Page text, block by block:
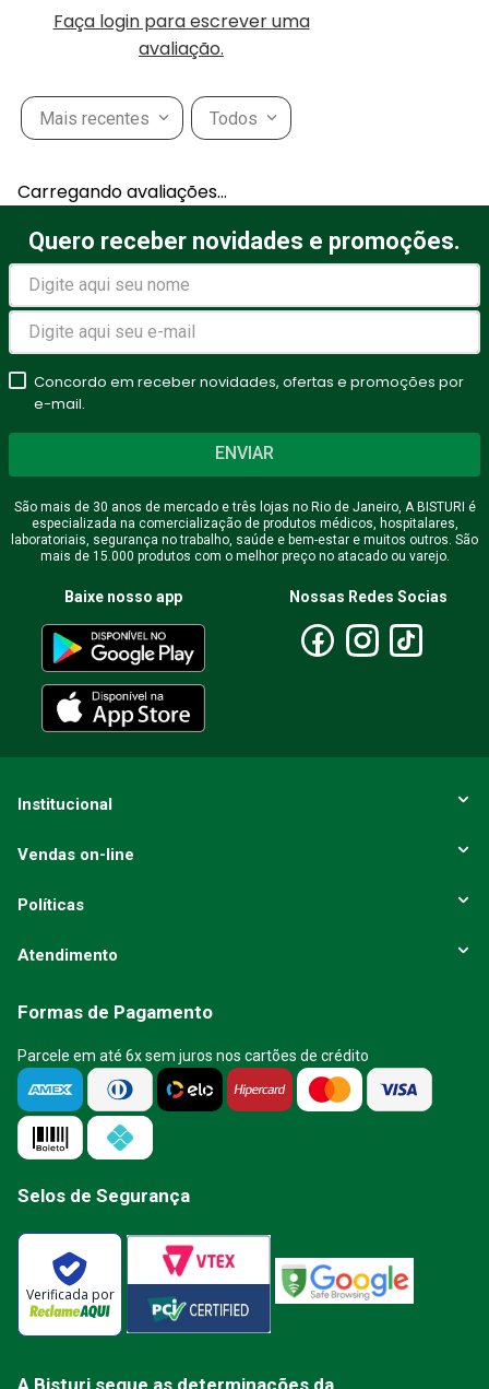
Faça login para escrever uma
avaliação.
Mais recentes Todos
Carregando avaliações…
Quero receber novidades e promoções.
Concordo em receber novidades, ofertas e promoções por
e-mail.
ENVIAR
São mais de 30 anos de mercado e três lojas no Rio de Janeiro, A BISTURI é
especializada na comercialização de produtos médicos, hospitalares,
laboratoriais, segurança no trabalho, saúde e bem-estar e muitos outros. São
mais de 15.000 produtos com o melhor preço no atacado ou varejo.
Baixe nosso app Nossas Redes Socias
Institucional
Vendas on-line
Políticas
Atendimento
Formas de Pagamento
Parcele em até 6x sem juros nos cartões de crédito
Selos de Segurança
Verificada por
A Bisturi segue as determinações da